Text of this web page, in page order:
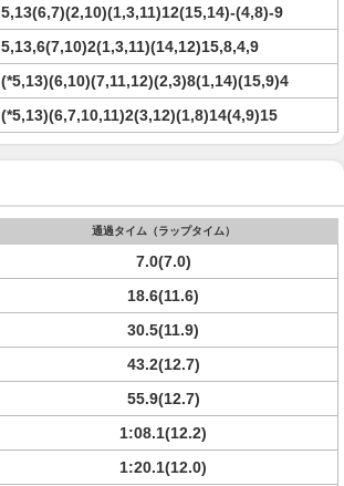
5,13(6,7)(2,10)(1,3,11)12(15,14)-(4,8)-9
5,13,6(7,10)2(1,3,11)(14,12)15,8,4,9
(*5,13)(6,10)(7,11,12)(2,3)8(1,14)(15,9)4
(*5,13)(6,7,10,11)2(3,12)(1,8)14(4,9)15
通過タイム（ラップタイム）
7.0(7.0)
18.6(11.6)
30.5(11.9)
43.2(12.7)
55.9(12.7)
1:08.1(12.2)
1:20.1(12.0)